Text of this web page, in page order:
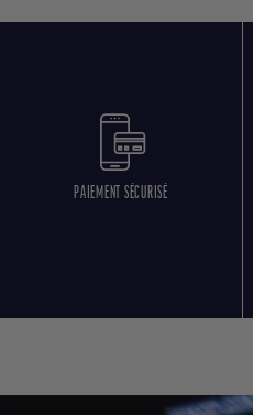
PAIEMENT SÉCURISÉ